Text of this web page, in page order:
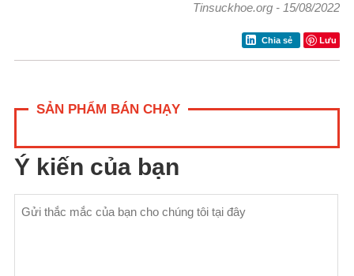
Tinsuckhoe.org - 15/08/2022
Chia sẻ Lưu
SẢN PHẨM BÁN CHẠY
Ý kiến của bạn